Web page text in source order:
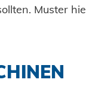
Muster